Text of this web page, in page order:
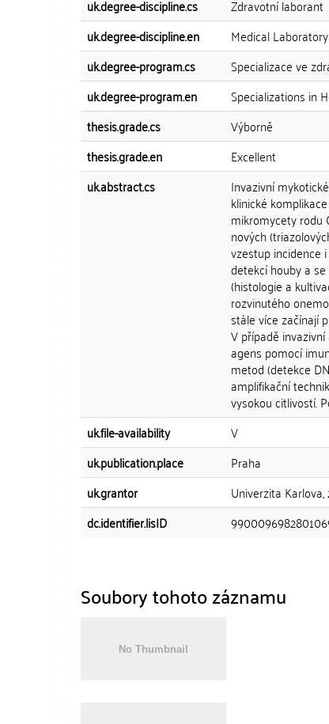
uk.degree-discipline.cs
Zdravotní laborant
uk.degree-discipline.en
Medical
uk.degree-program.cs
Specializace ve
uk.degree-program.en
Specializations in
thesis.grade.cs
Výborně
thesis.grade.en
Excellent
uk.abstract.cs
Invazivní
klinické
mikromycety rodu
nových
vzestup incidence
detekcí houby a
(histologie a
rozvinutého
stále více začínají
V případě
agens pomocí
metod (detekce
amplifikační
vysokou citlivostí.
uk.file-availability
V
uk.publication.place
Praha
uk.grantor
Univerzita
dc.identifier.lisID
Soubory tohoto záznamu